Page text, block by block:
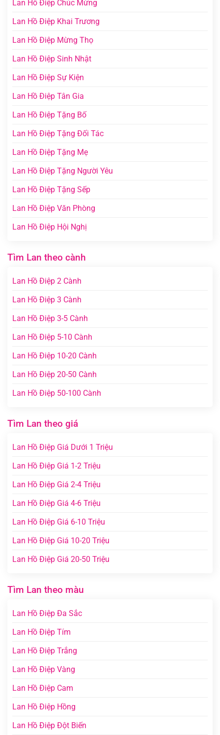
Lan Hồ Điệp Chúc Mừng
Lan Hồ Điệp Khai Trương
Lan Hồ Điệp Mừng Thọ
Lan Hồ Điệp Sinh Nhật
Lan Hồ Điệp Sự Kiện
Lan Hồ Điệp Tân Gia
Lan Hồ Điệp Tặng Bố
Lan Hồ Điệp Tặng Đối Tác
Lan Hồ Điệp Tặng Mẹ
Lan Hồ Điệp Tặng Người Yêu
Lan Hồ Điệp Tặng Sếp
Lan Hồ Điệp Văn Phòng
Lan Hồ Điệp Hội Nghị
Tìm Lan theo cành
Lan Hồ Điệp 2 Cành
Lan Hồ Điệp 3 Cành
Lan Hồ Điệp 3-5 Cành
Lan Hồ Điệp 5-10 Cành
Lan Hồ Điệp 10-20 Cành
Lan Hồ Điệp 20-50 Cành
Lan Hồ Điệp 50-100 Cành
Tìm Lan theo giá
Lan Hồ Điệp Giá Dưới 1 Triệu
Lan Hồ Điệp Giá 1-2 Triệu
Lan Hồ Điệp Giá 2-4 Triệu
Lan Hồ Điệp Giá 4-6 Triệu
Lan Hồ Điệp Giá 6-10 Triệu
Lan Hồ Điệp Giá 10-20 Triệu
Lan Hồ Điệp Giá 20-50 Triệu
Tìm Lan theo màu
Lan Hồ Điệp Đa Sắc
Lan Hồ Điệp Tím
Lan Hồ Điệp Trắng
Lan Hồ Điệp Vàng
Lan Hồ Điệp Cam
Lan Hồ Điệp Hồng
Lan Hồ Điệp Đột Biến